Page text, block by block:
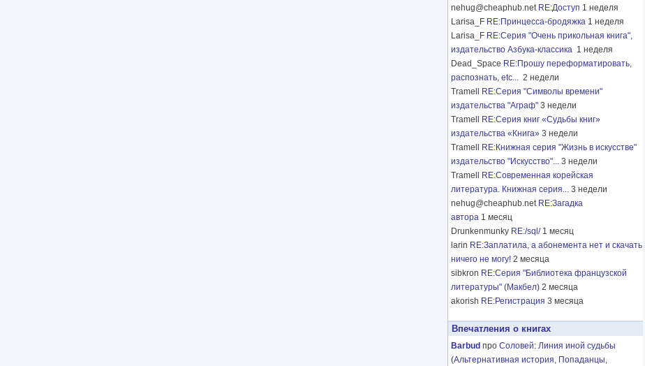
nehug@cheaphub.net RE:Доступ 1 неделя
Larisa_F RE:Принцесса-бродяжка 1 неделя
Larisa_F RE:Серия "Очень прикольная книга",
издательство Азбука-классика 1 неделя
Dead_Space RE:Прошу переформатировать,
распознать, etc... 2 недели
Tramell
RE:Серия "Символы времени"
издательства "Аграф" 3 недели
Tramell
RE:Серия книг «Судьбы книг»
издательства «Книга» 3 недели
Tramell
RE:Книжная серия "Жизнь в искусстве"
издательство "Искусство"... 3 недели
Tramell
RE:Современная корейская
литература. Книжная серия... 3 недели
nehug@cheaphub.net RE:Загадка
автора 1 месяц
Drunkenmunky RE:/sql/ 1 месяц
larin RE:Заплатила, а абонемента нет и скачать
ничего не могу! 2 месяца
sibkron RE:Серия "Библиотека французской
литературы" (Макбел) 2 месяца
akorish RE:Регистрация 3 месяца
Впечатления о книгах
Barbud про Соловей: Линия иной судьбы
(Альтернативная история, Попаданцы,